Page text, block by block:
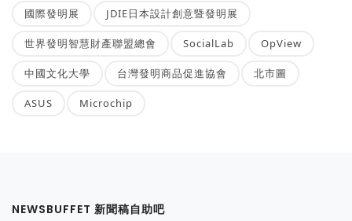
國際發明展 JDIE日本設計創意暨發明展
世界發明智慧財產聯盟總會 SocialLab OpView
中國文化大學 台灣發明商品促進協會 北市圖
ASUS Microchip
NEWSBUFFET 新聞稿自助吧